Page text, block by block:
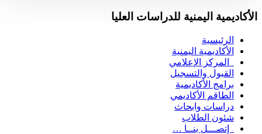
الأكاديمية اليمنية للدراسات العليا
الرئيسية
الأكاديمية اليمنية
المركز الإعلامي
القبول والتسجيل
برامج الأكاديمية
الطاقم الأكاديمي
دراسات وابحاث
شئون الطلاب
إتصـــل بنــا …